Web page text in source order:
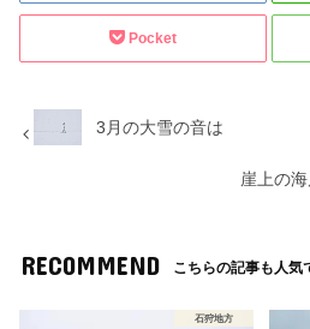
Pocket
3月の大雪の音は
崖上の
RECOMMEND こちらの記事も人気
石狩地方